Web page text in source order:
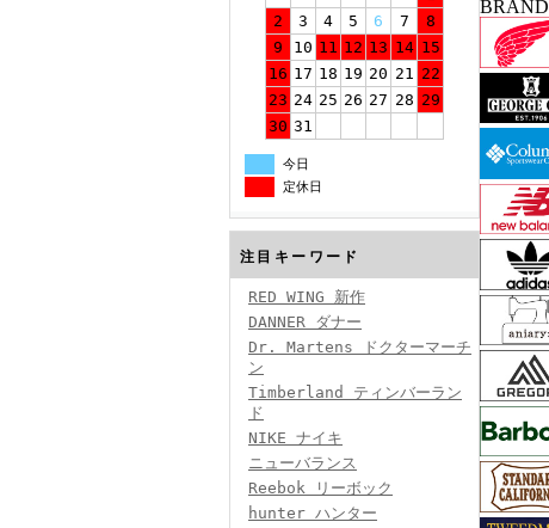
2
3 4 5 6 7
8
9
10 11 12 13 14 15
16 17 18 19 20 21 22
23 24 25 26 27 28 29
30 31
今日
定休日
注目キーワード
RED WING 新作
DANNER ダナー
Dr. Martens ドクターマーチ
ン
Timberland ティンバーラン
ド
NIKE ナイキ
ニューバランス
Reebok リーボック
hunter ハンター
BRAND